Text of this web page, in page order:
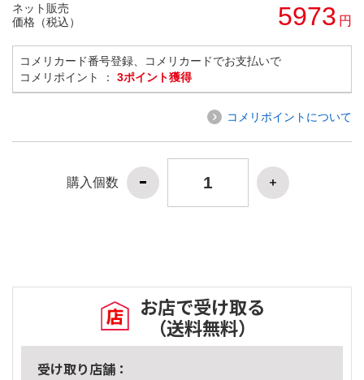
ネット販売
価格（税込）
5973 円
コメリカード番号登録、コメリカードでお支払いで
コメリポイント ： 3ポイント獲得
コメリポイントについて
購入個数
お店で受け取る
（送料無料）
受け取り店舗：